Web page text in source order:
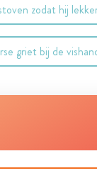
zodat hij
griet bij de